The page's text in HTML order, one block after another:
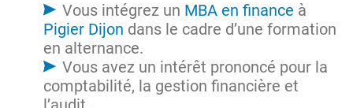
Vous intégrez un MBA en finance à
Pigier Dijon dans le cadre d’une formation
en alternance.
Vous avez un intérêt prononcé pour la
comptabilité, la gestion financière et